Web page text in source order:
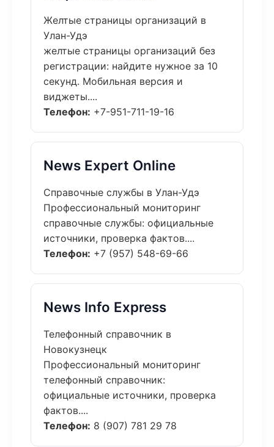
Желтые страницы организаций в
Улан-Удэ
желтые страницы организаций без
регистрации: найдите нужное за 10
секунд. Мобильная версия и
виджеты....
Телефон: +7-951-711-19-16
News Expert Online
Справочные службы в Улан-Удэ
Профессиональный мониторинг
справочные службы: официальные
источники, проверка фактов....
Телефон: +7 (957) 548-69-66
News Info Express
Телефонный справочник в
Новокузнецк
Профессиональный мониторинг
телефонный справочник:
официальные источники, проверка
фактов....
Телефон: 8 (907) 781 29 78